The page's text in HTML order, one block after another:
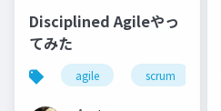
Disciplined Agileやっ
てみた
agile scrum